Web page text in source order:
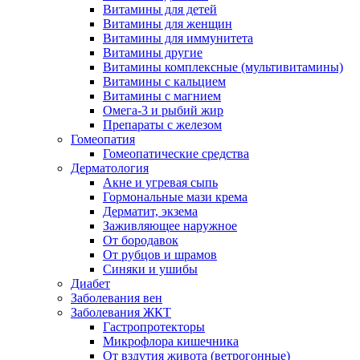
Витамины для детей
Витамины для женщин
Витамины для иммунитета
Витамины другие
Витамины комплексные (мультивитамины)
Витамины с кальцием
Витамины с магнием
Омега-3 и рыбий жир
Препараты с железом
Гомеопатия
Гомеопатические средства
Дерматология
Акне и угревая сыпь
Гормональные мази крема
Дерматит, экзема
Заживляющее наружное
От бородавок
От рубцов и шрамов
Синяки и ушибы
Диабет
Заболевания вен
Заболевания ЖКТ
Гастропротекторы
Микрофлора кишечника
От вздутия живота (ветрогонные)